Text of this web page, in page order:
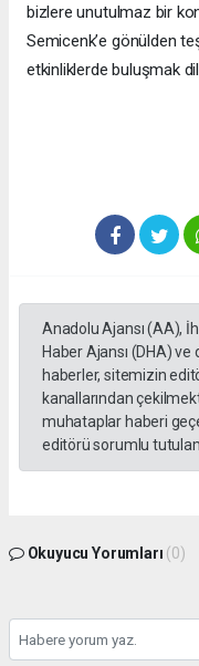
bizlere unutulmaz bir
Semicenk’e gönülden
etkinliklerde buluşmak
Anadolu Ajansı (AA),
Haber Ajansı (DHA)
haberler, sitemizin
kanallarından
muhataplar haberi
editörü sorumlu
Okuyucu Yorumları (0)